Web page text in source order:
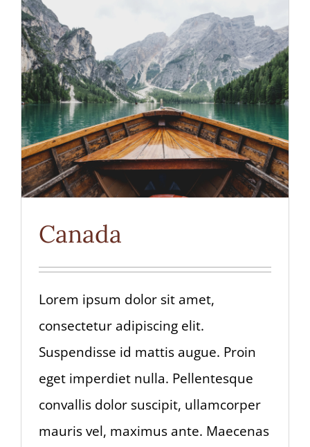
Canada
Lorem ipsum dolor sit amet,
consectetur adipiscing elit.
Suspendisse id mattis augue. Proin
eget imperdiet nulla. Pellentesque
convallis dolor suscipit, ullamcorper
mauris vel, maximus ante. Maecenas